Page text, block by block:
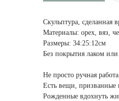
Скульптура, сделанная
Материалы: орех, вяз,
Размеры: 34:25:12см
Без покрытия лаком или
Не просто ручная
Есть вещи, призванные
Рожденные вдохнуть